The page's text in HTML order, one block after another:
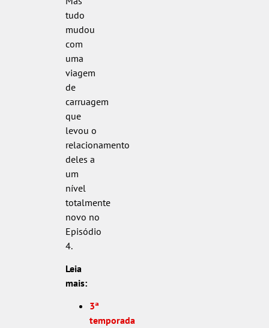
tudo
mudou
com
uma
viagem
de
carruagem
que
levou o
relacionamento
deles a
um
nível
totalmente
novo no
Episódio
4.
Leia
mais:
3ª
temporada